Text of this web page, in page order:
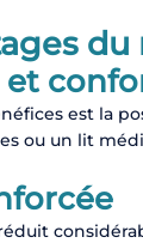
est la
ou un lit